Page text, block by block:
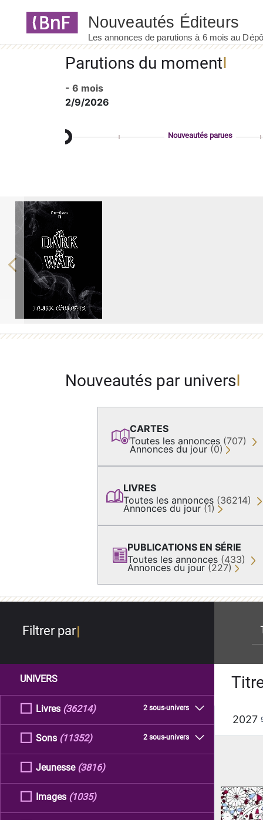
Parutions du moment
- 6 mois
2/9/2026
Nouveautés parues
Previous
Nouveautés par univers
CARTES
Toutes les annonces (707)
Annonces du jour (0)
LIVRES
Toutes les annonces (36214)
Annonces du jour (1)
PUBLICATIONS EN SÉRIE
Toutes les annonces (433)
Annonces du jour (227)
Filtrer par
UNIVERS
Livres 2 sous-univers
(36214)
Sons 2 sous-univers
(11352)
Jeunesse (3816)
Images (1035)
2027